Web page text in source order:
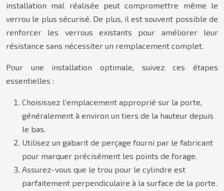
installation mal réalisée peut compromettre même le
verrou le plus sécurisé. De plus, il est souvent possible de
renforcer les verrous existants pour améliorer leur
résistance sans nécessiter un remplacement complet.
Pour une installation optimale, suivez ces étapes
essentielles :
Choisissez l’emplacement approprié sur la porte,
généralement à environ un tiers de la hauteur depuis
le bas.
Utilisez un gabarit de perçage fourni par le fabricant
pour marquer précisément les points de forage.
Assurez-vous que le trou pour le cylindre est
parfaitement perpendiculaire à la surface de la porte.